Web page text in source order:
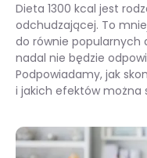
Dieta 1300 kcal jest
odchudzającej. To
do równie popularnych
nadal nie będzie
Podpowiadamy, jak
i jakich efektów można